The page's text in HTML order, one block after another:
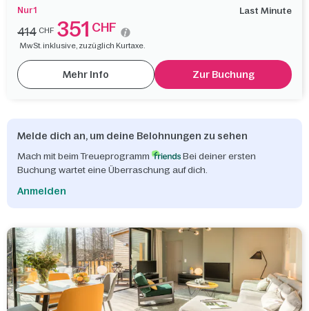
Nur 1 Last Minute
414 CHF 351 CHF
MwSt. inklusive, zuzüglich Kurtaxe.
Mehr Info Zur Buchung
Melde dich an, um deine Belohnungen zu sehen
Mach mit beim Treueprogramm
Bei deiner ersten
Buchung wartet eine Überraschung auf dich.
Anmelden